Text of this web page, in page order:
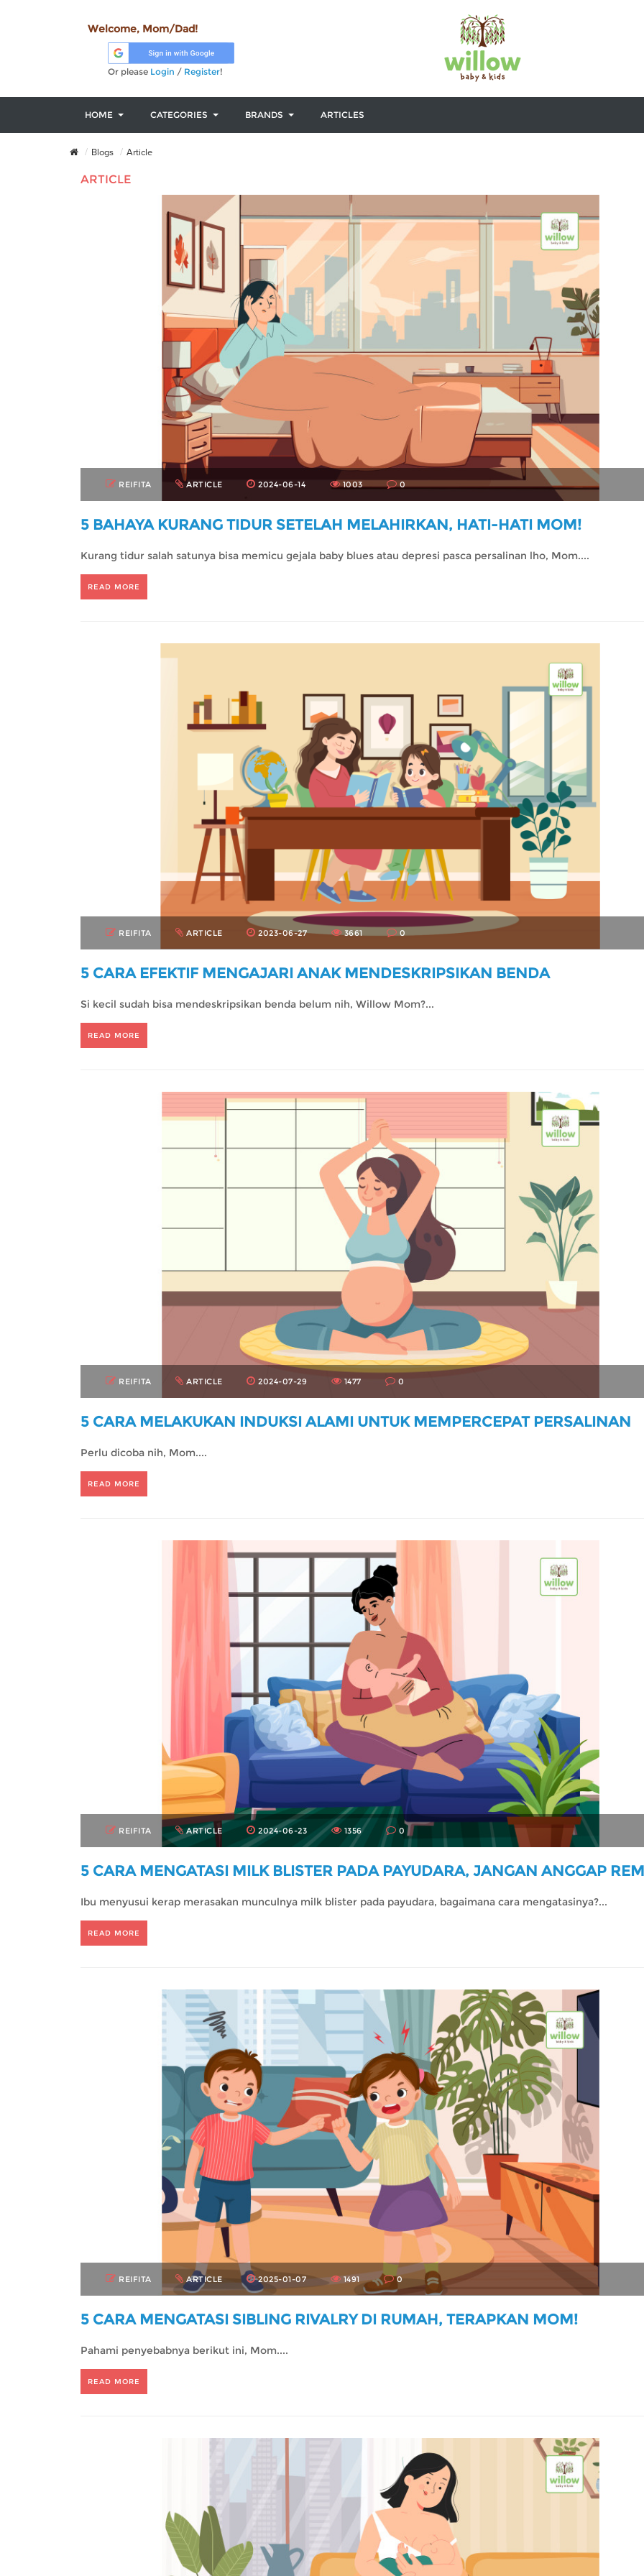
Welcome, Mom/Dad!
Or please Login / Register!
HOME CATEGORIES BRANDS ARTICLES
Blogs Article
ARTICLE
REIFITA ARTICLE 2024-06-14 1003 0
5 BAHAYA KURANG TIDUR SETELAH MELAHIRKAN, HATI-HATI MOM!
Kurang tidur salah satunya bisa memicu gejala baby blues atau depresi pasca persalinan lho, Mom....
READ MORE
REIFITA ARTICLE 2023-06-27 3661 0
5 CARA EFEKTIF MENGAJARI ANAK MENDESKRIPSIKAN BENDA
Si kecil sudah bisa mendeskripsikan benda belum nih, Willow Mom?...
READ MORE
REIFITA ARTICLE 2024-07-29 1477 0
5 CARA MELAKUKAN INDUKSI ALAMI UNTUK MEMPERCEPAT PERSALINAN
Perlu dicoba nih, Mom....
READ MORE
REIFITA ARTICLE 2024-06-23 1356 0
5 CARA MENGATASI MILK BLISTER PADA PAYUDARA, JANGAN ANGGAP
Ibu menyusui kerap merasakan munculnya milk blister pada payudara, bagaimana cara mengatasinya?...
READ MORE
REIFITA ARTICLE 2025-01-07 1491 0
5 CARA MENGATASI SIBLING RIVALRY DI RUMAH, TERAPKAN MOM!
Pahami penyebabnya berikut ini, Mom....
READ MORE